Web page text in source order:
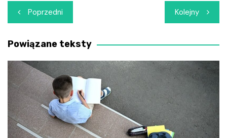
Nawigacja
wpisu
Poprzedni Kolejny
Powiązane teksty